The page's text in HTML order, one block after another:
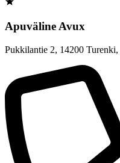
Apuväline Avux
Pukkilantie 2, 14200 Turenki,